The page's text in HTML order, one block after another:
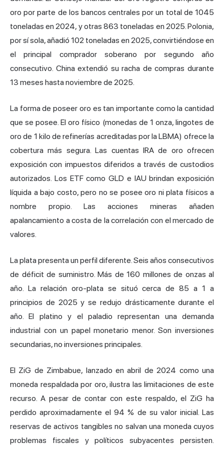
oro por parte de los bancos centrales por un total de 1045
toneladas en 2024, y otras 863 toneladas en 2025. Polonia,
por sí sola, añadió 102 toneladas en 2025, convirtiéndose en
el principal comprador soberano por segundo año
consecutivo. China extendió su racha de compras durante
13 meses hasta noviembre de 2025.
La forma de poseer oro es tan importante como la cantidad
que se posee. El oro físico (monedas de 1 onza, lingotes de
oro de 1 kilo de refinerías acreditadas por la LBMA) ofrece la
cobertura más segura. Las cuentas IRA de oro ofrecen
exposición con impuestos diferidos a través de custodios
autorizados. Los ETF como GLD e IAU brindan exposición
líquida a bajo costo, pero no se posee oro ni plata físicos a
nombre propio. Las acciones mineras añaden
apalancamiento a costa de la correlación con el mercado de
valores.
La plata presenta un perfil diferente. Seis años consecutivos
de déficit de suministro. Más de 160 millones de onzas al
año. La relación oro-plata se situó cerca de 85 a 1 a
principios de 2025 y se redujo drásticamente durante el
año. El platino y el paladio representan una demanda
industrial con un papel monetario menor. Son inversiones
secundarias, no inversiones principales.
El ZiG de Zimbabue, lanzado en abril de 2024 como una
moneda respaldada por oro, ilustra las limitaciones de este
recurso. A pesar de contar con este respaldo, el ZiG ha
perdido aproximadamente el 94 % de su valor inicial. Las
reservas de activos tangibles no salvan una moneda cuyos
problemas fiscales y políticos subyacentes persisten.